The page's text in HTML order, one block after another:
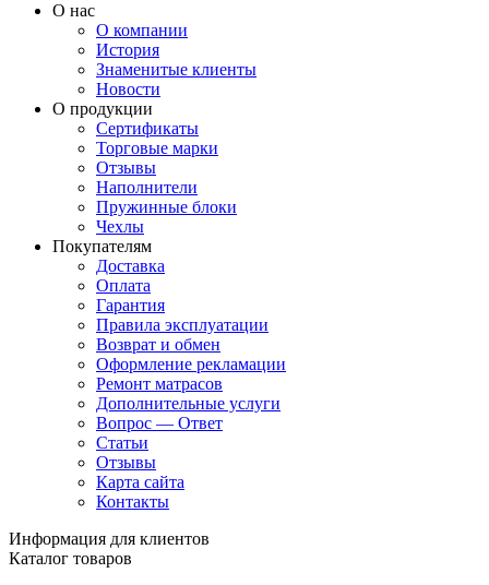
О нас
О компании
История
Знаменитые клиенты
Новости
О продукции
Сертификаты
Торговые марки
Отзывы
Наполнители
Пружинные блоки
Чехлы
Покупателям
Доставка
Оплата
Гарантия
Правила эксплуатации
Возврат и обмен
Оформление рекламации
Ремонт матрасов
Дополнительные услуги
Вопрос — Ответ
Статьи
Отзывы
Карта сайта
Контакты
Информация для клиентов
Каталог товаров